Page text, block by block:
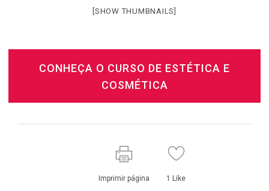
[SHOW THUMBNAILS]
CONHEÇA O CURSO DE ESTÉTICA E
COSMÉTICA
Imprimir página 1 Like